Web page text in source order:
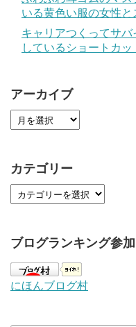
いる黄色い服の女性と
キャリアつくってサ
しているショートカッ
アーカイブ
カテゴリー
ブログランキング参
にほんブログ村